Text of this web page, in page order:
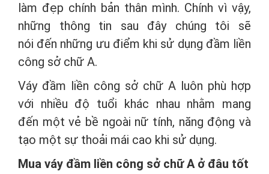
làm đẹp chính bản thân mình. Chính vì vậy,
những thông tin sau đây chúng tôi sẽ
nói đến những ưu điểm khi sử dụng đầm liền
công sở chữ A.
Váy đầm liền công sở chữ A luôn phù hợp
với nhiều độ tuổi khác nhau nhằm mang
đến một vẻ bề ngoài nữ tính, năng động và
tạo một sự thoải mái cao khi sử dụng.
Mua váy đầm liền công sở chữ A ở đâu tốt